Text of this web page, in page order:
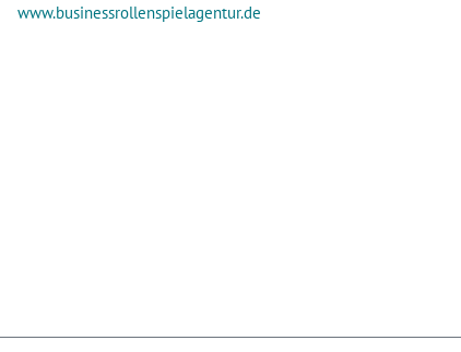
www.businessrollenspielagentur.de